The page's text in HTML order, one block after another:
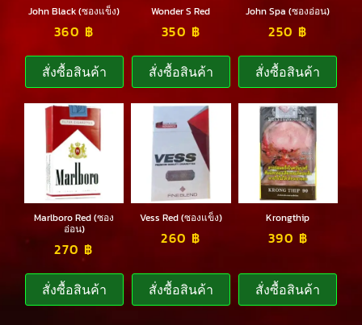
John Black (ซองแข็ง)
360 ฿
สั่งซื้อสินค้า
Wonder S Red
350 ฿
สั่งซื้อสินค้า
John Spa (ซองอ่อน)
250 ฿
สั่งซื้อสินค้า
Marlboro Red (ซอง
อ่อน)
270 ฿
สั่งซื้อสินค้า
Vess Red (ซองแข็ง)
260 ฿
สั่งซื้อสินค้า
Krongthip
390 ฿
สั่งซื้อสินค้า